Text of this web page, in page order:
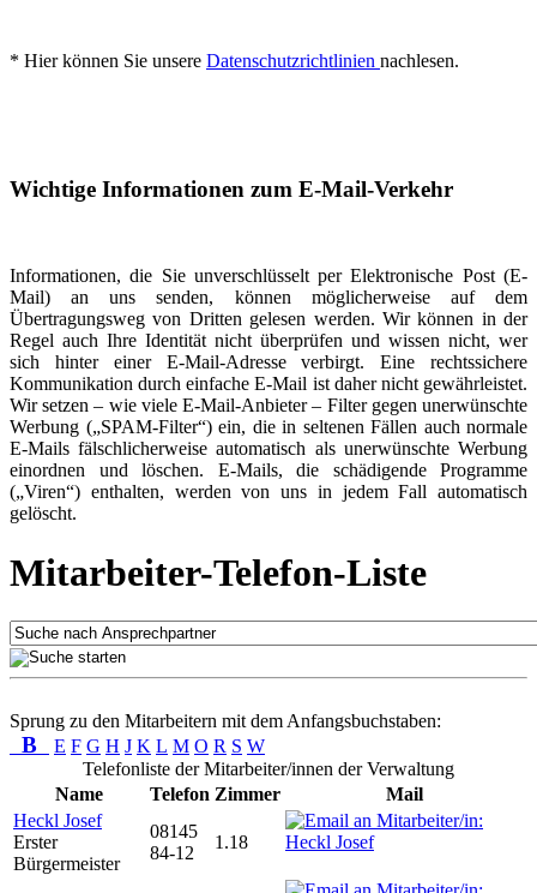
* Hier können Sie unsere Datenschutzrichtlinien nachlesen.
Wichtige Informationen zum E-Mail-Verkehr
Informationen, die Sie unverschlüsselt per Elektronische Post (E-
Mail) an uns senden, können möglicherweise auf dem
Übertragungsweg von Dritten gelesen werden. Wir können in der
Regel auch Ihre Identität nicht überprüfen und wissen nicht, wer
sich hinter einer E-Mail-Adresse verbirgt. Eine rechtssichere
Kommunikation durch einfache E-Mail ist daher nicht gewährleistet.
Wir setzen – wie viele E-Mail-Anbieter – Filter gegen unerwünschte
Werbung („SPAM-Filter“) ein, die in seltenen Fällen auch normale
E-Mails fälschlicherweise automatisch als unerwünschte Werbung
einordnen und löschen. E-Mails, die schädigende Programme
(„Viren“) enthalten, werden von uns in jedem Fall automatisch
gelöscht.
Mitarbeiter-Telefon-Liste
Sprung zu den Mitarbeitern mit dem Anfangsbuchstaben:
B E F G H J K L M O R S W
Telefonliste der Mitarbeiter/innen der Verwaltung
Name
Telefon Zimmer
Mail
Heckl Josef
Erster
Bürgermeister
08145
84-12
1.18